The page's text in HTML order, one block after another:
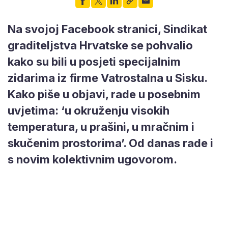
Na svojoj Facebook stranici, Sindikat
graditeljstva Hrvatske se pohvalio
kako su bili u posjeti specijalnim
zidarima iz firme Vatrostalna u Sisku.
Kako piše u objavi, rade u posebnim
uvjetima: ‘u okruženju visokih
temperatura, u prašini, u mračnim i
skučenim prostorima’. Od danas rade i
s novim kolektivnim ugovorom.